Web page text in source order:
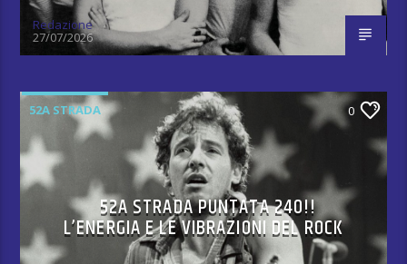
Redazione
27/07/2026
52A STRADA 0
52A STRADA PUNTATA 240!!
L’ENERGIA E LE VIBRAZIONI DEL ROCK